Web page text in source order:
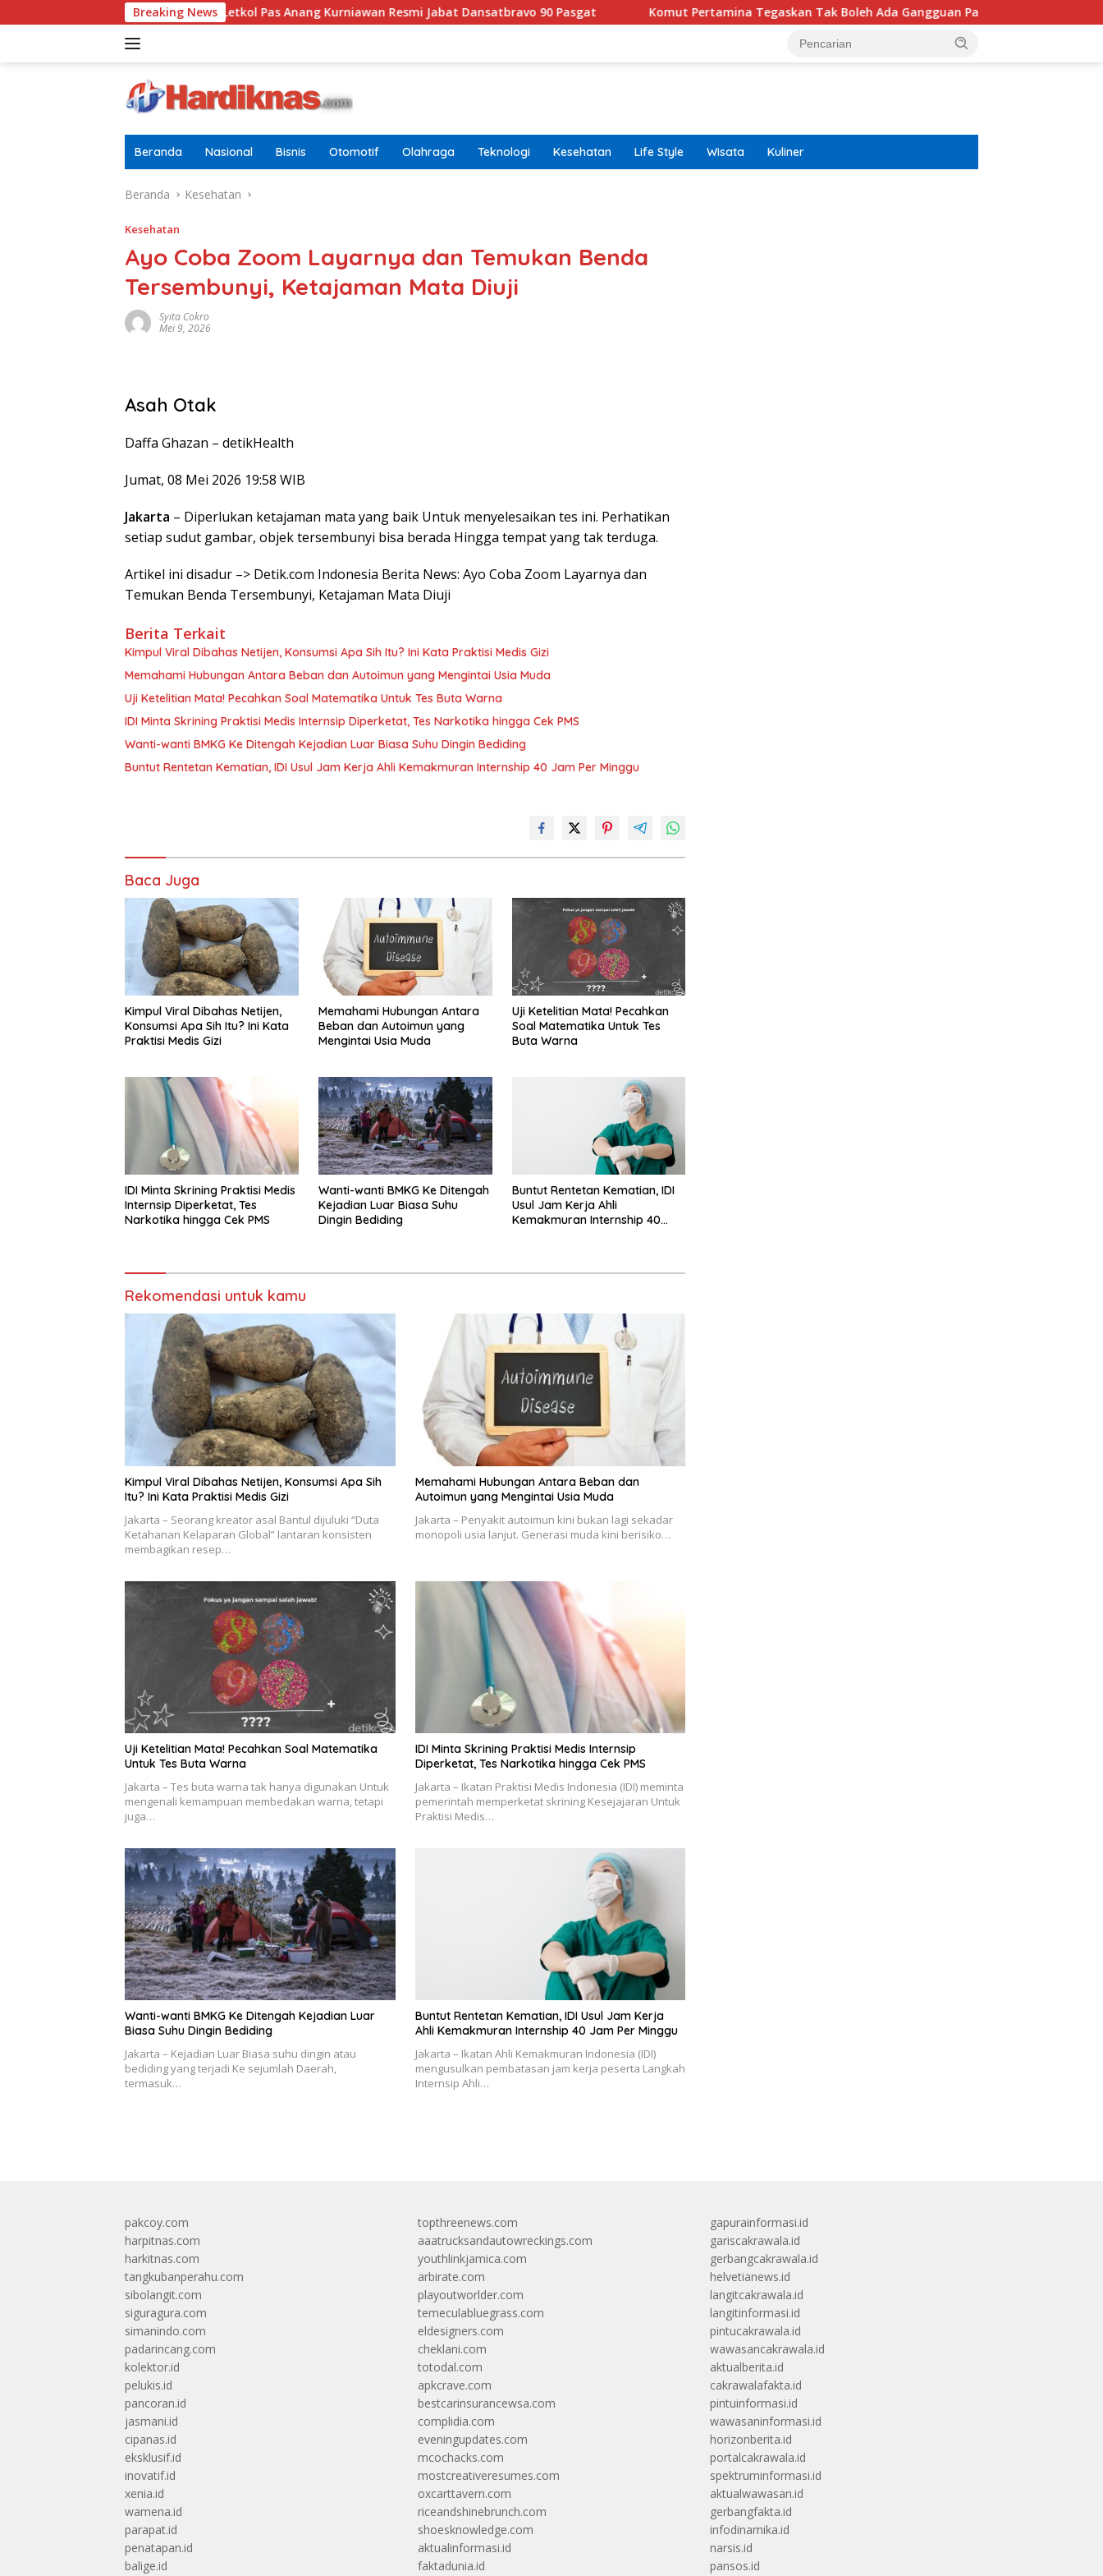
ke
Breaking News
Letkol Pas Anang Kurniawan Resmi Jabat Dansatbravo 90 Pasgat Komut Pertamina Tegaskan Tak Boleh Ada Gangguan Pasokan
Beranda Nasional Bisnis Otomotif Olahraga Teknologi Kesehatan Life Style Wisata Kuliner
Beranda Kesehatan
Kesehatan
Ayo Coba Zoom Layarnya dan Temukan Benda
Tersembunyi, Ketajaman Mata Diuji
Syita Cokro
Mei 9, 2026
Asah Otak
Daffa Ghazan – detikHealth
Jumat, 08 Mei 2026 19:58 WIB
Jakarta – Diperlukan ketajaman mata yang baik Untuk menyelesaikan tes ini. Perhatikan
setiap sudut gambar, objek tersembunyi bisa berada Hingga tempat yang tak terduga.
Artikel ini disadur –> Detik.com Indonesia Berita News: Ayo Coba Zoom Layarnya dan
Temukan Benda Tersembunyi, Ketajaman Mata Diuji
Berita Terkait
Kimpul Viral Dibahas Netijen, Konsumsi Apa Sih Itu? Ini Kata Praktisi Medis Gizi
Memahami Hubungan Antara Beban dan Autoimun yang Mengintai Usia Muda
Uji Ketelitian Mata! Pecahkan Soal Matematika Untuk Tes Buta Warna
IDI Minta Skrining Praktisi Medis Internsip Diperketat, Tes Narkotika hingga Cek PMS
Wanti-wanti BMKG Ke Ditengah Kejadian Luar Biasa Suhu Dingin Bediding
Buntut Rentetan Kematian, IDI Usul Jam Kerja Ahli Kemakmuran Internship 40 Jam Per Minggu
Baca Juga
Kimpul Viral Dibahas Netijen,
Konsumsi Apa Sih Itu? Ini Kata
Praktisi Medis Gizi
Memahami Hubungan Antara
Beban dan Autoimun yang
Mengintai Usia Muda
Uji Ketelitian Mata! Pecahkan
Soal Matematika Untuk Tes
Buta Warna
IDI Minta Skrining Praktisi Medis
Internsip Diperketat, Tes
Narkotika hingga Cek PMS
Wanti-wanti BMKG Ke Ditengah
Kejadian Luar Biasa Suhu
Dingin Bediding
Buntut Rentetan Kematian, IDI
Usul Jam Kerja Ahli
Kemakmuran Internship 40
Rekomendasi untuk kamu
Kimpul Viral Dibahas Netijen, Konsumsi Apa Sih
Itu? Ini Kata Praktisi Medis Gizi
Jakarta – Seorang kreator asal Bantul dijuluki “Duta
Ketahanan Kelaparan Global” lantaran konsisten
membagikan resep…
Memahami Hubungan Antara Beban dan
Autoimun yang Mengintai Usia Muda
Jakarta – Penyakit autoimun kini bukan lagi sekadar
monopoli usia lanjut. Generasi muda kini berisiko…
Uji Ketelitian Mata! Pecahkan Soal Matematika
Untuk Tes Buta Warna
Jakarta – Tes buta warna tak hanya digunakan Untuk
mengenali kemampuan membedakan warna, tetapi
juga…
IDI Minta Skrining Praktisi Medis Internsip
Diperketat, Tes Narkotika hingga Cek PMS
Jakarta – Ikatan Praktisi Medis Indonesia (IDI) meminta
pemerintah memperketat skrining Kesejajaran Untuk
Praktisi Medis…
Wanti-wanti BMKG Ke Ditengah Kejadian Luar
Biasa Suhu Dingin Bediding
Jakarta – Kejadian Luar Biasa suhu dingin atau
bediding yang terjadi Ke sejumlah Daerah,
termasuk…
Buntut Rentetan Kematian, IDI Usul Jam Kerja
Ahli Kemakmuran Internship 40 Jam Per Minggu
Jakarta – Ikatan Ahli Kemakmuran Indonesia (IDI)
mengusulkan pembatasan jam kerja peserta Langkah
Internsip Ahli…
pakcoy.com
harpitnas.com
harkitnas.com
tangkubanperahu.com
sibolangit.com
siguragura.com
simanindo.com
padarincang.com
kolektor.id
pelukis.id
pancoran.id
jasmani.id
cipanas.id
eksklusif.id
inovatif.id
xenia.id
wamena.id
parapat.id
penatapan.id
balige.id
topthreenews.com
aaatrucksandautowreckings.com
youthlinkjamica.com
arbirate.com
playoutworlder.com
temeculabluegrass.com
eldesigners.com
cheklani.com
totodal.com
apkcrave.com
bestcarinsurancewsa.com
complidia.com
eveningupdates.com
mcochacks.com
mostcreativeresumes.com
oxcarttavern.com
riceandshinebrunch.com
shoesknowledge.com
aktualinformasi.id
faktadunia.id
gapurainformasi.id
gariscakrawala.id
gerbangcakrawala.id
helvetianews.id
langitcakrawala.id
langitinformasi.id
pintucakrawala.id
wawasancakrawala.id
aktualberita.id
cakrawalafakta.id
pintuinformasi.id
wawasaninformasi.id
horizonberita.id
portalcakrawala.id
spektruminformasi.id
aktualwawasan.id
gerbangfakta.id
infodinamika.id
narsis.id
pansos.id